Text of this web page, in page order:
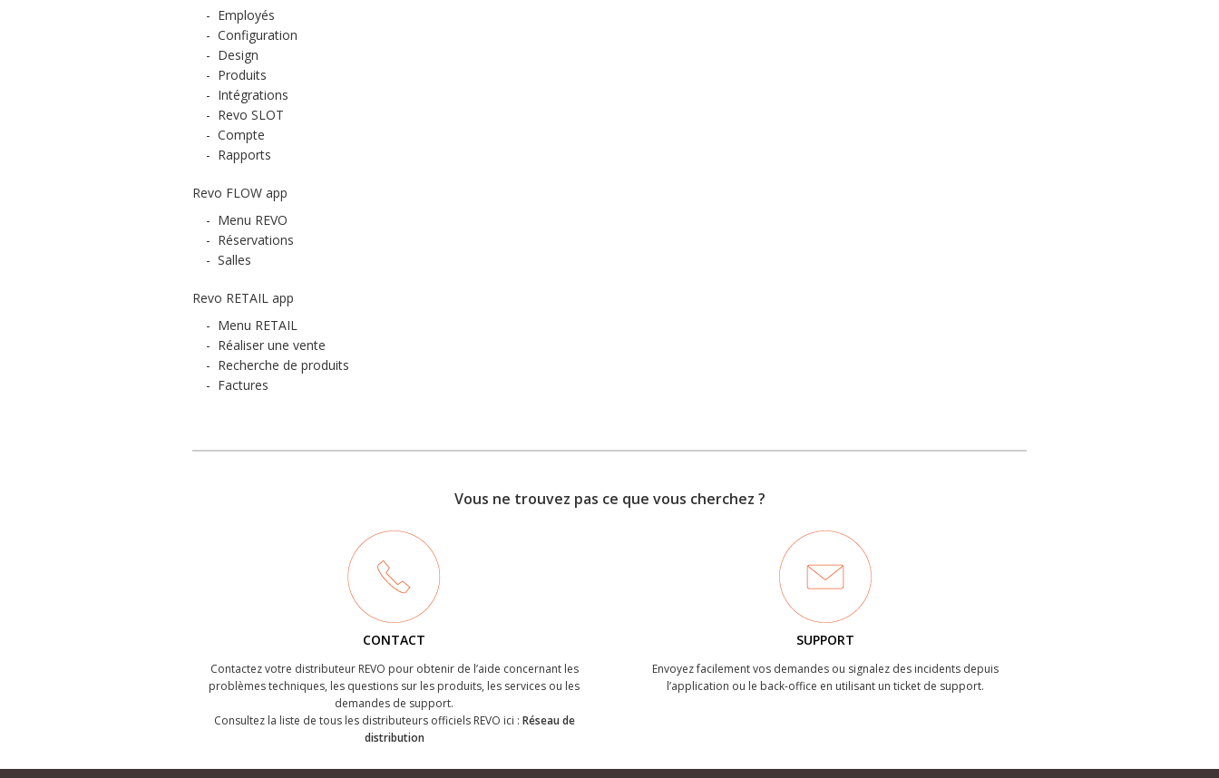
- Employés
- Configuration
- Design
- Produits
- Intégrations
- Revo SLOT
- Compte
- Rapports
Revo FLOW app
- Menu REVO
- Réservations
- Salles
Revo RETAIL app
- Menu RETAIL
- Réaliser une vente
- Recherche de produits
- Factures
Vous ne trouvez pas ce que vous cherchez ?
CONTACT
Contactez votre distributeur REVO pour obtenir de l’aide concernant les
problèmes techniques, les questions sur les produits, les services ou les
demandes de support.
Consultez la liste de tous les distributeurs officiels REVO ici : Réseau de
distribution
SUPPORT
Envoyez facilement vos demandes ou signalez des incidents depuis
l’application ou le back-office en utilisant un ticket de support.